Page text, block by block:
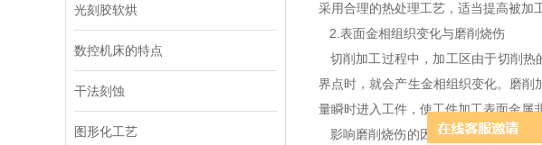
光刻胶软烘
数控机床的特点
干法刻蚀
图形化工艺
采用合理的热处理工艺，适当提高被加
2.表面金相组织变化与磨削烧伤
切削加工过程中，加工区由于切削热
界点时，就会产生金相组织变化。磨
量瞬时进入工件， 使工件加工表面金属
影响磨削烧伤的因素有磨削用量、工